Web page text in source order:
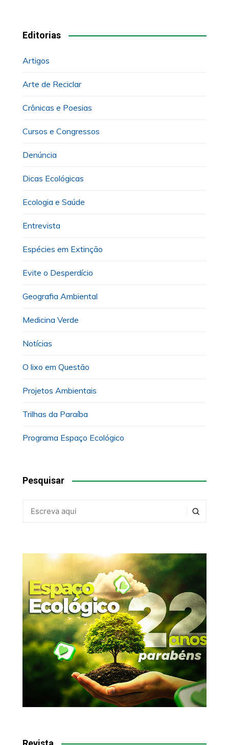
Editorias
Artigos
Arte de Reciclar
Crônicas e Poesias
Cursos e Congressos
Denúncia
Dicas Ecológicas
Ecologia e Saúde
Entrevista
Espécies em Extinção
Evite o Desperdício
Geografia Ambiental
Medicina Verde
Notícias
O lixo em Questão
Projetos Ambientais
Trilhas da Paraíba
Programa Espaço Ecológico
Pesquisar